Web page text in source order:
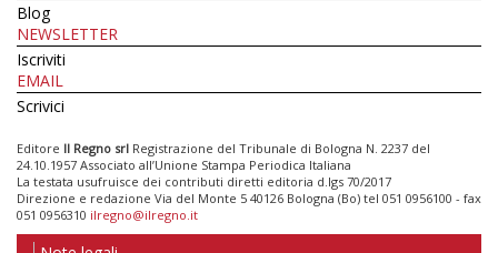
Blog
NEWSLETTER
Iscriviti
EMAIL
Scrivici
Editore Il Regno srl Registrazione del Tribunale di Bologna N. 2237 del
24.10.1957 Associato all’Unione Stampa Periodica Italiana
La testata usufruisce dei contributi diretti editoria d.lgs 70/2017
Direzione e redazione Via del Monte 5 40126 Bologna (Bo) tel 051 0956100 - fax
051 0956310 ilregno@ilregno.it